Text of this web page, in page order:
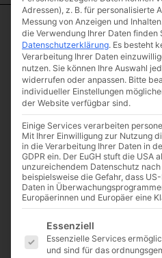
Start/Natursteinstufen/Rustikale
natur Podeststufe 60 – 70 Tiefe 45-
Adressen), z. B. für personalisierte
Messung von Anzeigen und
die Verwendung Ihrer Daten finden
Datenschutzerklärung. Es besteht
Verarbeitung Ihrer Daten
nutzen. Sie können Ihre Auswahl
widerrufen oder anpassen. Bitte
individueller Einstellungen
der Website verfügbar sind.
Einige Services verarbeiten
Mit Ihrer Einwilligung zur Nutzung
in die Verarbeitung Ihrer Daten in
GDPR ein. Der EuGH stuft die USA
unzureichendem Datenschutz
beispielsweise die Gefahr, dass
Daten in
Europäerinnen und Europäer eine
Es folgt eine Liste der
Essenziell
Essenzielle Services
und sind für das